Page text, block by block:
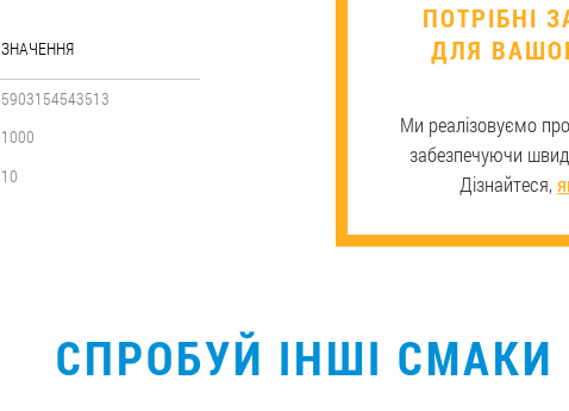
ЗНАЧЕННЯ
5903154543513
1000
10
​ПОТРІБНІ
ДЛЯ
Ми реалізовуємо
забезпечуючи
Дізнайтеся,
СПРОБУЙ ІНШІ СМАКИ